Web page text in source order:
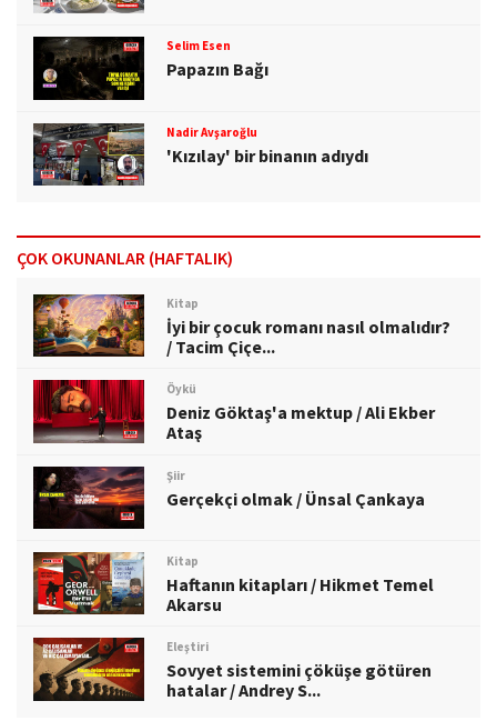
Selim Esen
Papazın Bağı
Nadir Avşaroğlu
'Kızılay' bir binanın adıydı
ÇOK OKUNANLAR (HAFTALIK)
Kitap
İyi bir çocuk romanı nasıl olmalıdır?
/ Tacim Çiçe...
Öykü
Deniz Göktaş'a mektup / Ali Ekber
Ataş
Şiir
Gerçekçi olmak / Ünsal Çankaya
Kitap
Haftanın kitapları / Hikmet Temel
Akarsu
Eleştiri
Sovyet sistemini çöküşe götüren
hatalar / Andrey S...